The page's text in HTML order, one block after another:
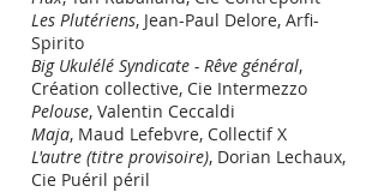
Les Plutériens, Jean-Paul Delore, Arfi-
Spirito
Big Ukulélé Syndicate - Rêve général,
Création collective, Cie Intermezzo
Pelouse, Valentin Ceccaldi
Maja, Maud Lefebvre, Collectif X
L'autre (titre provisoire), Dorian Lechaux,
Cie Puéril péril